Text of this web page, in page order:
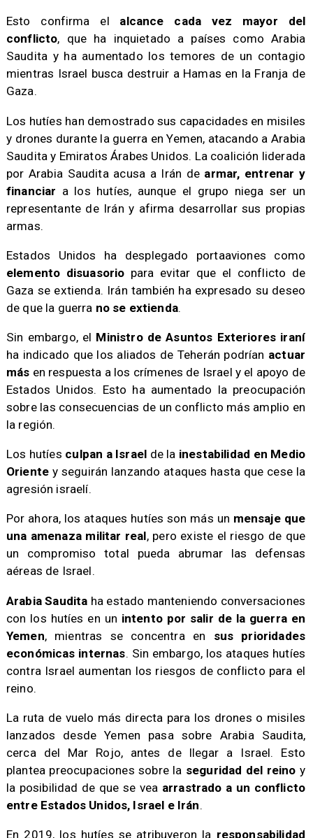
Esto confirma el alcance cada vez mayor del
conflicto, que ha inquietado a países como Arabia
Saudita y ha aumentado los temores de un contagio
mientras Israel busca destruir a Hamas en la Franja de
Gaza.
Los hutíes han demostrado sus capacidades en misiles
y drones durante la guerra en Yemen, atacando a Arabia
Saudita y Emiratos Árabes Unidos. La coalición liderada
por Arabia Saudita acusa a Irán de armar, entrenar y
financiar a los hutíes, aunque el grupo niega ser un
representante de Irán y afirma desarrollar sus propias
armas.
Estados Unidos ha desplegado portaaviones como
elemento disuasorio para evitar que el conflicto de
Gaza se extienda. Irán también ha expresado su deseo
de que la guerra no se extienda.
Sin embargo, el Ministro de Asuntos Exteriores iraní
ha indicado que los aliados de Teherán podrían actuar
más en respuesta a los crímenes de Israel y el apoyo de
Estados Unidos. Esto ha aumentado la preocupación
sobre las consecuencias de un conflicto más amplio en
la región.
Los hutíes culpan a Israel de la inestabilidad en Medio
Oriente y seguirán lanzando ataques hasta que cese la
agresión israelí.
Por ahora, los ataques hutíes son más un mensaje que
una amenaza militar real, pero existe el riesgo de que
un compromiso total pueda abrumar las defensas
aéreas de Israel.
Arabia Saudita ha estado manteniendo conversaciones
con los hutíes en un intento por salir de la guerra en
Yemen, mientras se concentra en sus prioridades
económicas internas. Sin embargo, los ataques hutíes
contra Israel aumentan los riesgos de conflicto para el
reino.
La ruta de vuelo más directa para los drones o misiles
lanzados desde Yemen pasa sobre Arabia Saudita,
cerca del Mar Rojo, antes de llegar a Israel. Esto
plantea preocupaciones sobre la seguridad del reino y
la posibilidad de que se vea arrastrado a un conflicto
entre Estados Unidos, Israel e Irán.
En 2019, los hutíes se atribuyeron la responsabilidad